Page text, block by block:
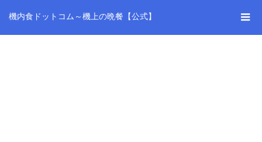
機内食ドットコム～機上の晩餐【公式】